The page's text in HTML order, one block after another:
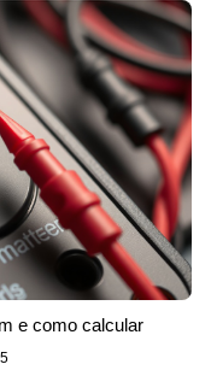
e como calcular